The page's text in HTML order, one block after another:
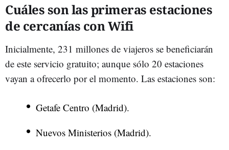
Cuáles son las primeras estaciones
de cercanías con Wifi
Inicialmente, 231 millones de viajeros se beneficiarán
de este servicio gratuito; aunque sólo 20 estaciones
vayan a ofrecerlo por el momento. Las estaciones son:
Getafe Centro (Madrid).
Nuevos Ministerios (Madrid).